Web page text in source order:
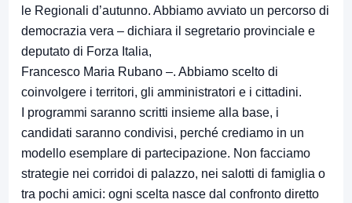
le Regionali d’autunno. Abbiamo avviato un percorso di
democrazia vera – dichiara il segretario provinciale e
deputato di Forza Italia,
Francesco Maria Rubano –. Abbiamo scelto di
coinvolgere i territori, gli amministratori e i cittadini.
I programmi saranno scritti insieme alla base, i
candidati saranno condivisi, perché crediamo in un
modello esemplare di partecipazione. Non facciamo
strategie nei corridoi di palazzo, nei salotti di famiglia o
tra pochi amici: ogni scelta nasce dal confronto diretto